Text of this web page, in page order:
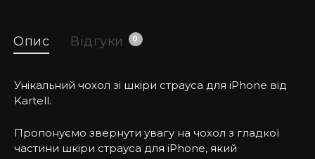
Опис Відгуки 0
Унікальний чохол зі шкіри страуса для iPhone від
Kartell.
Пропонуємо звернути увагу на чохол з гладкої
частини шкіри страуса для iPhone, який